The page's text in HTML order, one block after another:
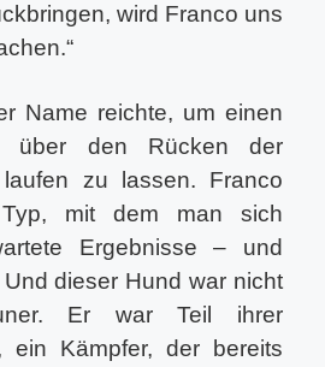
wird Franco uns
Name reichte, um einen
über den Rücken der
zu lassen. Franco
mit dem man sich
Ergebnisse – und
dieser Hund war nicht
Er war Teil ihrer
ein Kämpfer, der bereits